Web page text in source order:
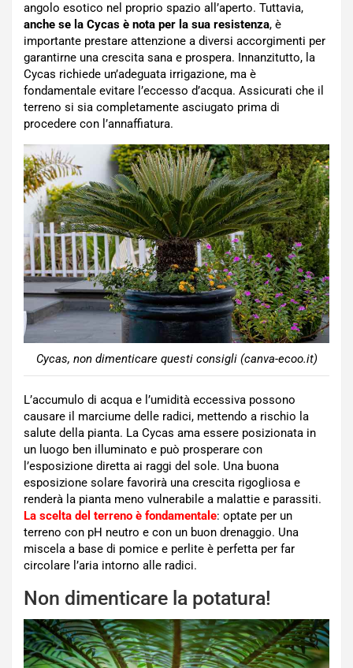
angolo esotico nel proprio spazio all’aperto. Tuttavia,
anche se la Cycas è nota per la sua resistenza, è
importante prestare attenzione a diversi accorgimenti per
garantirne una crescita sana e prospera. Innanzitutto, la
Cycas richiede un’adeguata irrigazione, ma è
fondamentale evitare l’eccesso d’acqua. Assicurati che il
terreno si sia completamente asciugato prima di
procedere con l’annaffiatura.
Cycas, non dimenticare questi consigli (canva-ecoo.it)
L’accumulo di acqua e l’umidità eccessiva possono
causare il marciume delle radici, mettendo a rischio la
salute della pianta. La Cycas ama essere posizionata in
un luogo ben illuminato e può prosperare con
l’esposizione diretta ai raggi del sole. Una buona
esposizione solare favorirà una crescita rigogliosa e
renderà la pianta meno vulnerabile a malattie e parassiti.
La scelta del terreno è fondamentale: optate per un
terreno con pH neutro e con un buon drenaggio. Una
miscela a base di pomice e perlite è perfetta per far
circolare l’aria intorno alle radici.
Non dimenticare la potatura!